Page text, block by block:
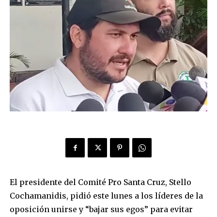
El presidente del Comité Pro Santa Cruz, Stello
Cochamanidis, pidió este lunes a los líderes de la
oposición unirse y “bajar sus egos” para evitar